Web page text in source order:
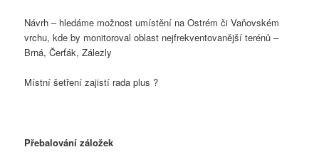
Návrh – hledáme možnost umístění na Ostrém či Vaňovském
vrchu, kde by monitoroval oblast nejfrekventovanější terénů –
Brná, Čerťák, Zálezly
Místní šetření zajistí rada plus ?
Přebalování záložek